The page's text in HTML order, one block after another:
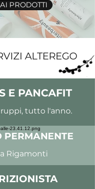
PRODOTTI
ALTEREGO
E PANCAFIT
tutto l'anno.
PERMANENTE
Rigamonti